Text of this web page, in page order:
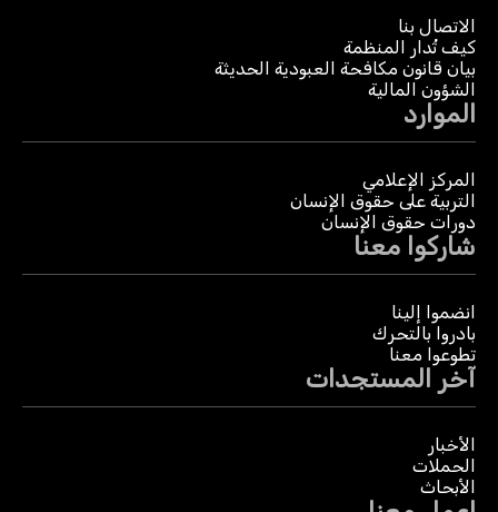
الاتصال بنا
كيف تُدار المنظمة
بيان قانون مكافحة العبودية الحديثة
الشؤون المالية
الموارد
المركز الإعلامي
التربية على حقوق الإنسان
دورات حقوق الإنسان
شاركوا معنا
انضموا إلينا
بادروا بالتحرك
تطوعوا معنا
آخر المستجدات
الأخبار
الحملات
الأبحاث